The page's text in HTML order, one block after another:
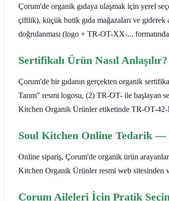
Çorum'de organik gıdaya ulaşmak için yerel
çiftlik), küçük butik gıda mağazaları ve
doğrulanması (logo + TR-OT-XX-...
Sertifikalı Ürün Nasıl Anlaşılır?
Çorum'de bir gıdanın gerçekten organik
Tarım" resmi logosu, (2) TR-OT- ile başlayan
Kitchen Organik Ürünler etiketinde TR-OT-
Soul Kitchen Online Tedarik —
Online sipariş, Çorum'de organik ürün
Kitchen Organik Ürünler resmi web sitesinden
Çorum Aileleri İçin Pratik